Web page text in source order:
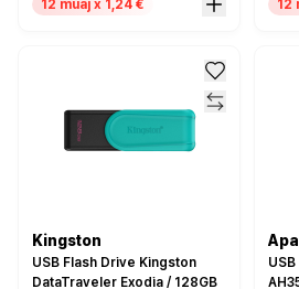
12 muaj x 1,24 €
12
Kingston
USB Flash Drive Kingston
DataTraveler Exodia / 128GB